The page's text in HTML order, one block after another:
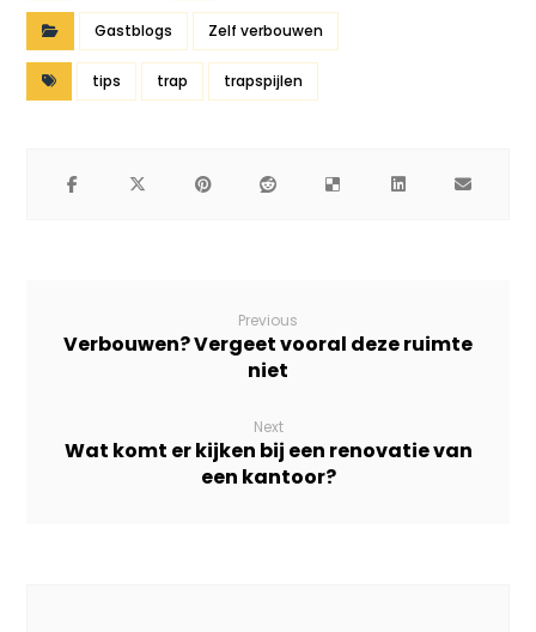
Gastblogs Zelf verbouwen
tips trap trapspijlen
Previous
Verbouwen? Vergeet vooral deze ruimte
niet
Next
Wat komt er kijken bij een renovatie van
een kantoor?